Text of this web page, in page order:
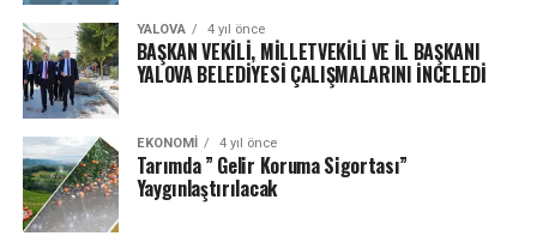
YALOVA 4 yıl önce
BAŞKAN VEKİLİ, MİLLETVEKİLİ VE İL BAŞKANI
YALOVA BELEDİYESİ ÇALIŞMALARINI İNCELEDİ
EKONOMI 4 yıl önce
Tarımda ” Gelir Koruma Sigortası”
Yaygınlaştırılacak